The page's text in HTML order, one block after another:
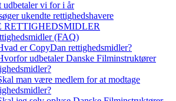
udbetaler vi for i år
ukendte rettighedshavere
RETTIGHEDSMIDLER
(FAQ)
er CopyDan rettighedsmidler?
udbetaler Danske Filminstruktører
man være medlem for at modtage